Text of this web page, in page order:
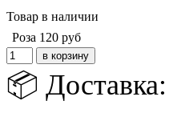
Товар в наличии
Роза 120 руб
📦